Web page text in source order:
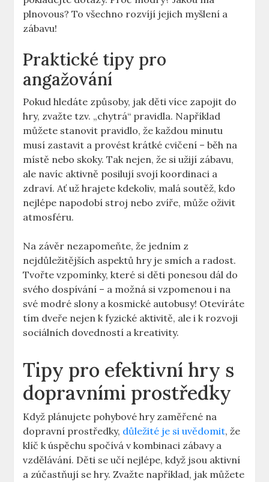
plnovous? To všechno rozvíjí jejich myšlení a
zábavu!
Praktické tipy pro
angažování
Pokud hledáte způsoby, jak děti více zapojit do
hry, zvažte tzv. „chytrá“ pravidla. Například
můžete stanovit pravidlo, že každou minutu
musí zastavit a provést krátké cvičení – běh na
místě nebo skoky. Tak nejen, že si užijí zábavu,
ale navíc aktivně posilují svojí koordinaci a
zdraví. Ať už hrajete kdekoliv, malá soutěž, kdo
nejlépe napodobí stroj nebo zvíře, může oživit
atmosféru.
Na závěr nezapomeňte, že jedním z
nejdůležitějších aspektů hry je smích a radost.
Tvořte vzpomínky, které si děti ponesou dál do
svého dospívání – a možná si vzpomenou i na
své modré slony a kosmické autobusy! Otevíráte
tím dveře nejen k fyzické aktivitě, ale i k rozvoji
sociálních dovedností a kreativity.
Tipy pro efektivní hry s
dopravními prostředky
Když plánujete pohybové hry zaměřené na
dopravní prostředky, důležité je si uvědomit, že
klíč k úspěchu spočívá v kombinaci zábavy a
vzdělávání. Děti se učí nejlépe, když jsou aktivní
a zúčastňují se hry. Zvažte například, jak můžete